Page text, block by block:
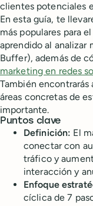
clientes potenciales
En esta guía, te
más populares para
aprendido al analizar
Buffer), además de
marketing en redes
También encontrarás
áreas concretas de
importante.
Puntos clave
Definición: El
conectar con
tráfico y
interacción y
Enfoque
cíclica de 7